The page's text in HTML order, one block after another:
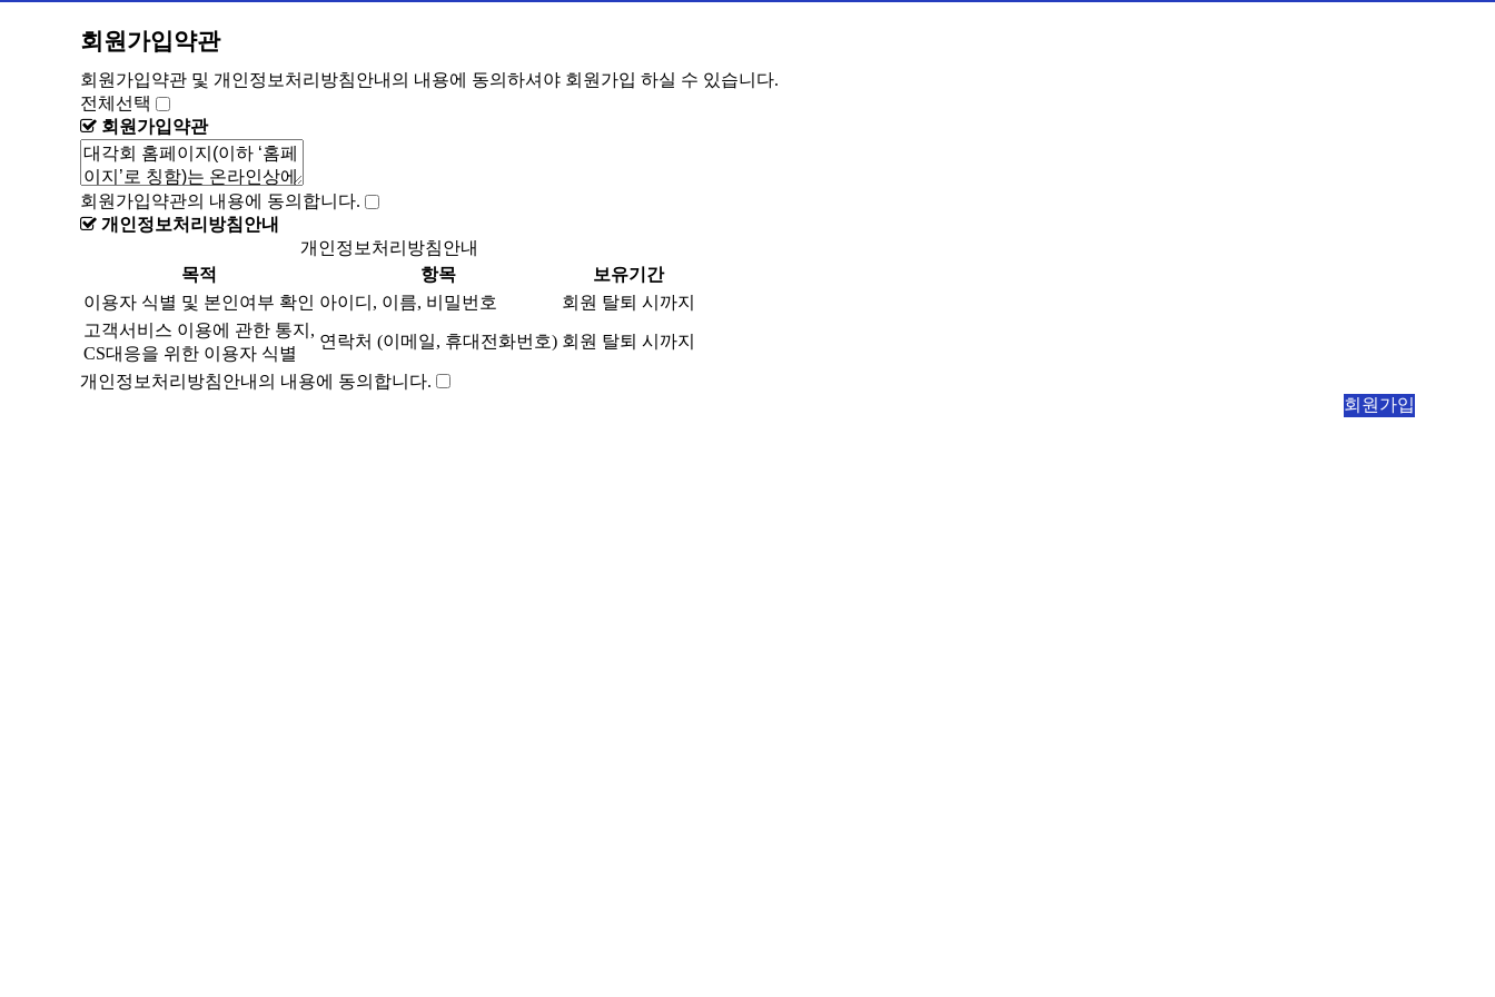
회원가입약관
회원가입약관 및 개인정보처리방침안내의 내용에 동의하셔야 회원가입 하실 수 있습니다.
전체선택
회원가입약관
회원가입약관의 내용에 동의합니다.
개인정보처리방침안내
개인정보처리방침안내
목적
항목
보유기간
이용자 식별 및 본인여부 확인 아이디, 이름, 비밀번호
회원 탈퇴 시까지
고객서비스 이용에 관한 통지,
CS대응을 위한 이용자 식별
연락처 (이메일, 휴대전화번호) 회원 탈퇴 시까지
개인정보처리방침안내의 내용에 동의합니다.